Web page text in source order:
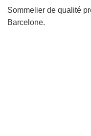
Sommelier de qualité
Barcelone.